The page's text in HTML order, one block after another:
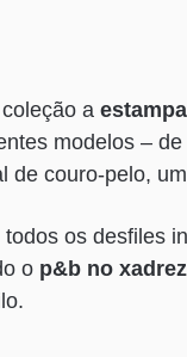
a
modelos –
de couro-pelo,
os desfiles
o p&b no